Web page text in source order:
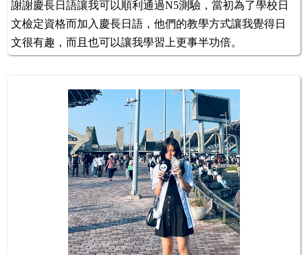
謝謝慶長日語讓我可以順利通過N5測驗，當初為了學校日
文檢定資格而加入慶長日語，他們的教學方式讓我覺得日
文很有趣，而且也可以讓我學習上更事半功倍。